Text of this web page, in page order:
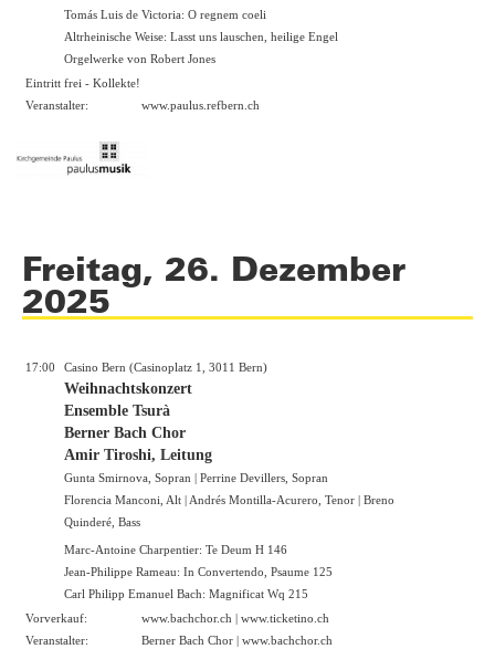
Tomás Luis de Victoria: O regnem coeli
Altrheinische Weise: Lasst uns lauschen, heilige Engel
Orgelwerke von Robert Jones
Eintritt frei - Kollekte!
Veranstalter:
www.paulus.refbern.ch
Freitag, 26. Dezember
2025
17:00 Casino Bern (Casinoplatz 1, 3011 Bern)
Weihnachtskonzert
Ensemble Tsurà
Berner Bach Chor
Amir Tiroshi, Leitung
Gunta Smirnova, Sopran | Perrine Devillers, Sopran
Florencia Manconi, Alt | Andrés Montilla-Acurero, Tenor | Breno
Quinderé, Bass
Marc-Antoine Charpentier: Te Deum H 146
Jean-Philippe Rameau: In Convertendo, Psaume 125
Carl Philipp Emanuel Bach: Magnificat Wq 215
Vorverkauf:
www.bachchor.ch | www.ticketino.ch
Veranstalter:
Berner Bach Chor | www.bachchor.ch